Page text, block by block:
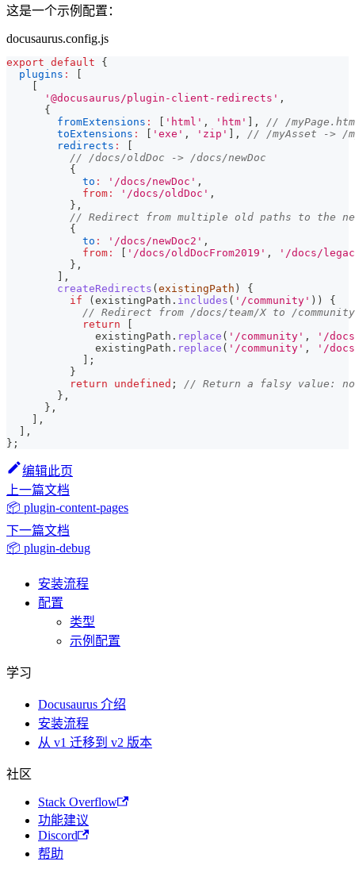
这是一个示例配置：
docusaurus.config.js
export default
{
plugins :
'@docusaurus/plugin-client-redirects' ,
{
fromExtensions : 'html' , 'htm' ,
// /
toExtensions : 'exe' , 'zip' ,
// /myAsset ->
redirects :
// /docs/oldDoc -> /docs/newDoc
{
to : '/docs/newDoc' ,
from : '/docs/oldDoc' ,
} ,
// Redirect from multiple old paths to the
{
to : '/docs/newDoc2' ,
from : '/docs/oldDocFrom2019' ,
'/docs/
} ,
,
createRedirects ( existingPath )
{
if
( existingPath . includes ( '/community' ) )
{
// Redirect from /docs/team/X to /
return
              existingPath
. replace ( '/community' ,
'/
              existingPath
. replace ( '/community' ,
'/
;
}
return
undefined ;
// Return a falsy value:
} ,
} ,
,
,
} ;
编辑此页
上一篇文档
📦 plugin-content-pages
下一篇文档
📦 plugin-debug
安装流程
配置
类型
示例配置
学习
Docusaurus 介绍
安装流程
从 v1 迁移到 v2 版本
社区
Stack Overflow
功能建议
Discord
帮助